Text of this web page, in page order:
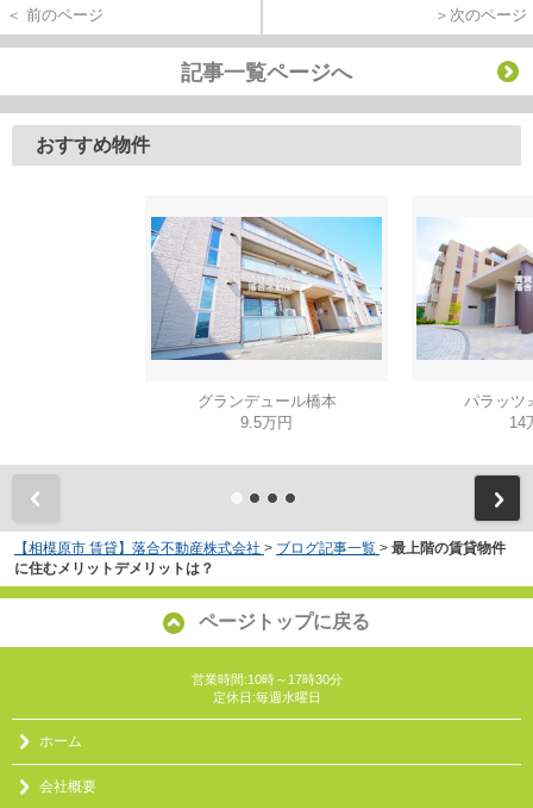
＜ 前のページ ＞次のページ
記事一覧ページへ
おすすめ物件
グランデュール橋本
9.5万円
パラッツ
14
【相模原市 賃貸】落合不動産株式会社 > ブログ記事一覧 > 最上階の賃貸物件
に住むメリットデメリットは？
ページトップに戻る
営業時間:10時～17時30分
定休日:毎週水曜日
ホーム
会社概要